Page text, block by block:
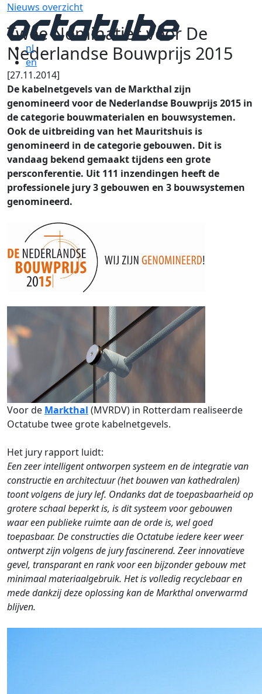
nl
en
Nieuws overzicht
Twee Nominaties voor De
Nederlandse Bouwprijs 2015
[27.11.2014]
De kabelnetgevels van de Markthal zijn
genomineerd voor de Nederlandse Bouwprijs 2015 in
de categorie bouwmaterialen en bouwsystemen.
Ook de uitbreiding van het Mauritshuis is
genomineerd in de categorie gebouwen. Dit is
vandaag bekend gemaakt tijdens een grote
persconferentie. Uit 111 inzendingen heeft de
professionele jury 3 gebouwen en 3 bouwsystemen
genomineerd.
Voor de Markthal (MVRDV) in Rotterdam realiseerde
Octatube twee grote kabelnetgevels.
Het jury rapport luidt:
Een zeer intelligent ontworpen systeem en de integratie van
constructie en architectuur (het bouwen van kathedralen)
toont volgens de jury lef. Ondanks dat de toepasbaarheid op
grotere schaal beperkt is, is dit systeem voor gebouwen
waar een publieke ruimte aan de orde is, wel goed
toepasbaar. De constructies die Octatube iedere keer weer
ontwerpt zijn volgens de jury fascinerend. Zeer innovatieve
gevel, transparant en rank voor een bijzonder gebouw met
minimaal materiaalgebruik. Het is volledig recyclebaar en
mede dankzij deze oplossing kan de Markthal onverwarmd
blijven.